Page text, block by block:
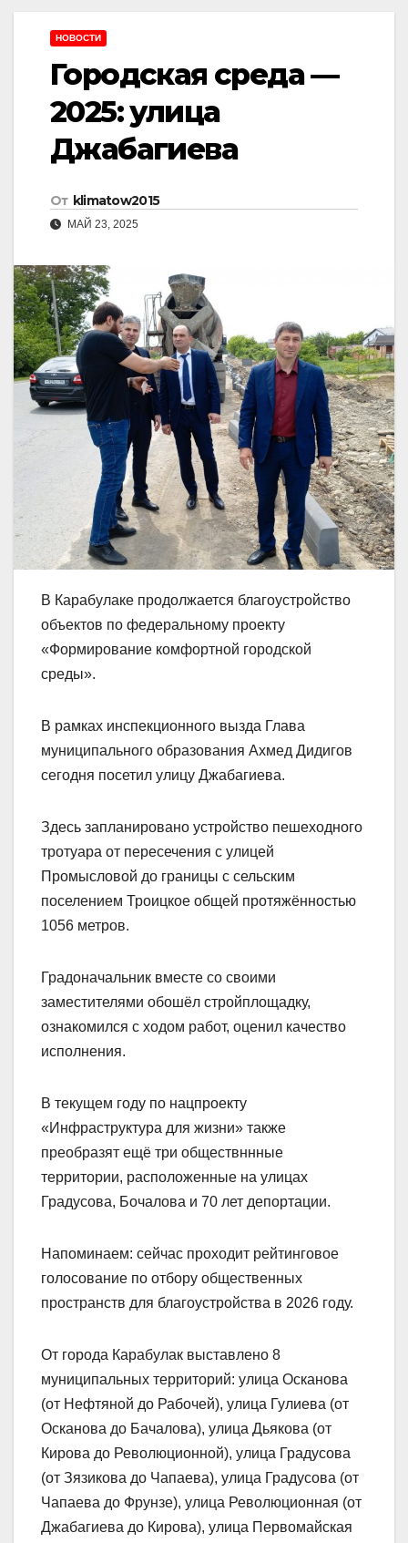
НОВОСТИ
Городская среда —
2025: улица
Джабагиева
От klimatow2015
МАЙ 23, 2025
В Карабулаке продолжается благоустройство
объектов по федеральному проекту
«Формирование комфортной городской
среды».
В рамках инспекционного вызда Глава
муниципального образования Ахмед Дидигов
сегодня посетил улицу Джабагиева.
Здесь запланировано устройство пешеходного
тротуара от пересечения с улицей
Промысловой до границы с сельским
поселением Троицкое общей протяжëнностью
1056 метров.
Градоначальник вместе со своими
заместителями обошëл стройплощадку,
ознакомился с ходом работ, оценил качество
исполнения.
В текущем году по нацпроекту
«Инфраструктура для жизни» также
преобразят ещë три обществннные
территории, расположенные на улицах
Градусова, Бочалова и 70 лет депортации.
Напоминаем: сейчас проходит рейтинговое
голосование по отбору общественных
пространств для благоустройства в 2026 году.
От города Карабулак выставлено 8
муниципальных территорий: улица Осканова
(от Нефтяной до Рабочей), улица Гулиева (от
Осканова до Бачалова), улица Дьякова (от
Кирова до Революционной), улица Градусова
(от Зязикова до Чапаева), улица Градусова (от
Чапаева до Фрунзе), улица Революционная (от
Джабагиева до Кирова), улица Первомайская